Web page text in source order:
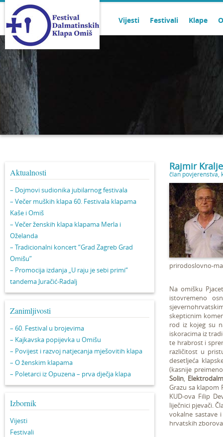
Vijesti Festivali Klape
Aktualnosti
– Dojmovi sudionika jubilarnog festivala
– Večer muških klapa 60. Festivala klapama
Kaše i Omiš
– Večer ženskih klapa klapama Merla i
Oželanda
– Tradicionalni koncert “Grad Zagreb Grad
Omišu”
– Promocija izdanja „U raju je sebi primi“
tandema Juračić-Radalj
Zanimljivosti
– 60. Festival u brojevima
– Kajkavska popijevka u Omišu
– Povijest i razvoj natjecanja mješovitih klapa
– O ženskim klapama
– Poletarci iz Opuzena – prva dječja klapa
Izbornik
Vijesti
Festivali
Rajmir
član povjerenstva
prirodoslovno-
Na omišku
istovremeno
skepticnim
rod iz kojeg su
iskoracima iz
te hrabrost i
različitost u
desetljeća
(kasnije
Solin,
Grazu sa klapom
KUD-ova Filip
liječnici pjevači.
vokalne sastave
hrvatskih